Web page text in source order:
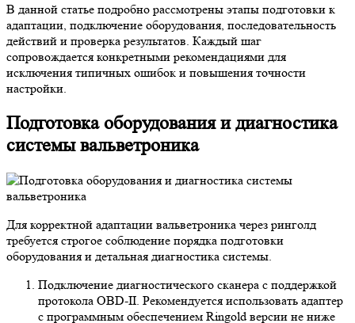
В данной статье подробно рассмотрены этапы подготовки к
адаптации, подключение оборудования, последовательность
действий и проверка результатов. Каждый шаг
сопровождается конкретными рекомендациями для
исключения типичных ошибок и повышения точности
настройки.
Подготовка оборудования и диагностика
системы вальветроника
Для корректной адаптации вальветроника через ринголд
требуется строгое соблюдение порядка подготовки
оборудования и детальная диагностика системы.
Подключение диагностического сканера с поддержкой
протокола OBD-II. Рекомендуется использовать адаптер
с программным обеспечением Ringold версии не ниже